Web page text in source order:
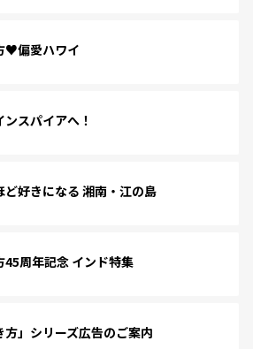
♥偏愛ハワイ
スパイアへ！
ど好きになる 湘南・江の島
45周年記念 インド特集
方」シリーズ広告のご案内